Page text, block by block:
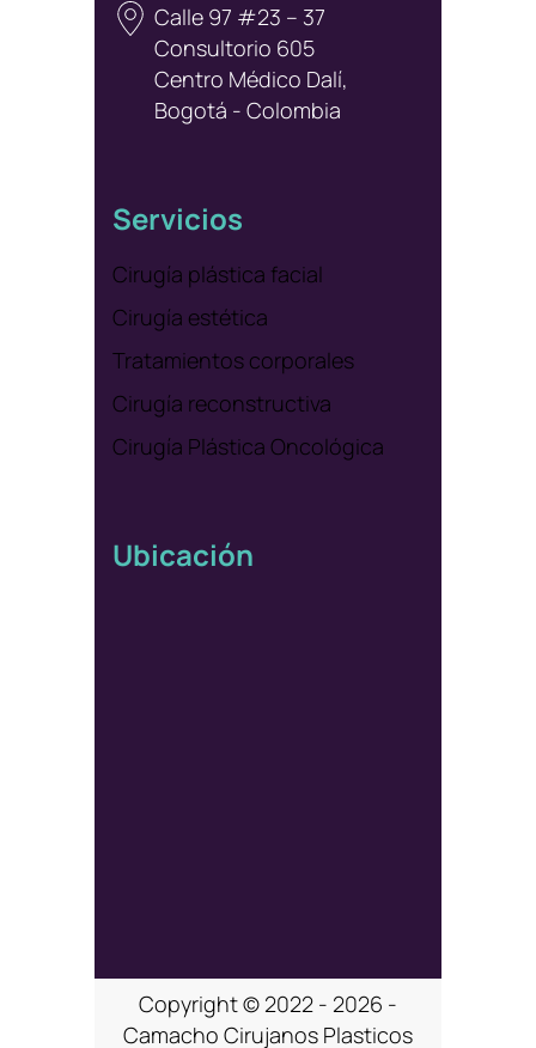
Calle 97 #23 – 37
Consultorio 605
Centro Médico Dalí,
Bogotá - Colombia
Servicios
Cirugía plástica facial
Cirugía estética
Tratamientos corporales
Cirugía reconstructiva
Cirugía Plástica Oncológica
Ubicación
Copyright © 2022 - 2026 -
Camacho Cirujanos Plasticos